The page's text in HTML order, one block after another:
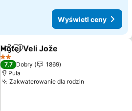
Wyświetl ceny
Udostępnij
Dodaj do ulubionych
Hotel Veli Jože
2 Kategoria
7,7 Dobry
1869
Pula
Zakwaterowanie dla rodzin